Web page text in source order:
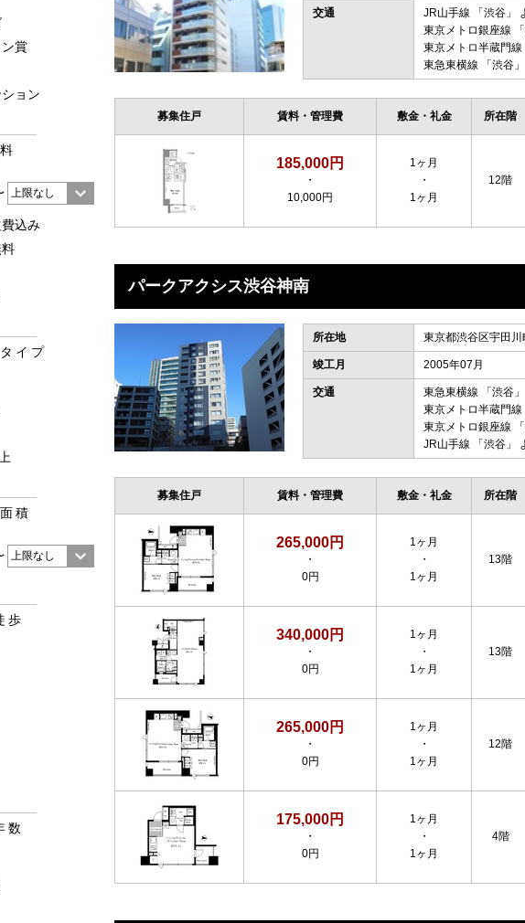
交通 JR山手線 「 渋谷 」
東京メトロ銀座線 「
東京メトロ半蔵門線
東急東横線 「 渋谷
募集住戸 賃料・管理費 敷金・礼金 所在階
185,000円
・
10,000円
1ヶ月
・
1ヶ月
12階
パークアクシス渋谷神南
所在地 東京都渋谷区宇田
竣工月 2005年07月
交通 東急東横線 「 渋谷
東京メトロ半蔵門線
東京メトロ銀座線 「
JR山手線 「 渋谷 」
募集住戸 賃料・管理費 敷金・礼金 所在階
265,000円
・
0円
1ヶ月
・
1ヶ月
13階
340,000円
・
0円
1ヶ月
・
1ヶ月
13階
265,000円
・
0円
1ヶ月
・
1ヶ月
12階
175,000円
・
0円
1ヶ月
・
1ヶ月
4階
賞
ョン
込み
イプ
積
歩
数